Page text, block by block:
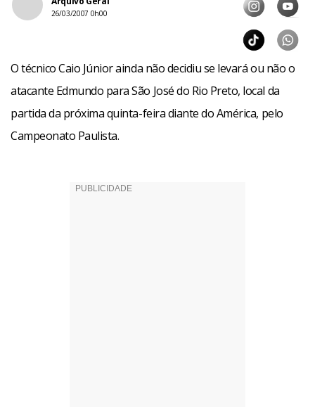
26/03/2007 0h00
O técnico Caio Júnior ainda não decidiu se levará ou não o
atacante Edmundo para São José do Rio Preto, local da
partida da próxima quinta-feira diante do América, pelo
Campeonato Paulista.